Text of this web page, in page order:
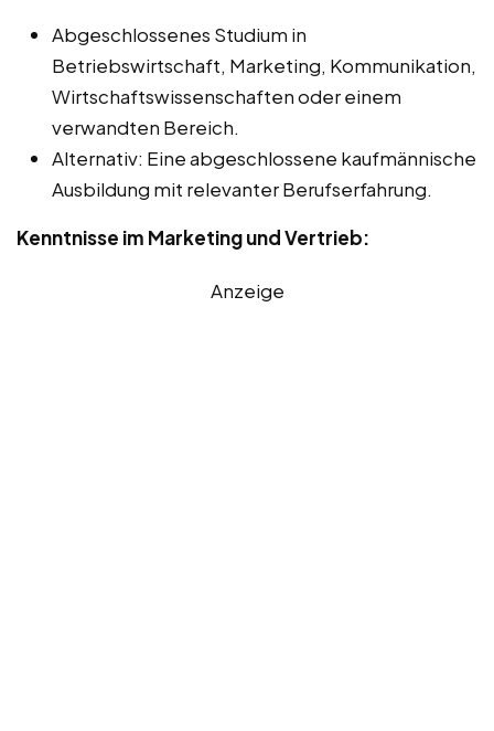
Abgeschlossenes Studium in
Betriebswirtschaft, Marketing, Kommunikation,
Wirtschaftswissenschaften oder einem
verwandten Bereich.
Alternativ: Eine abgeschlossene kaufmännische
Ausbildung mit relevanter Berufserfahrung.
Kenntnisse im Marketing und Vertrieb:
Anzeige